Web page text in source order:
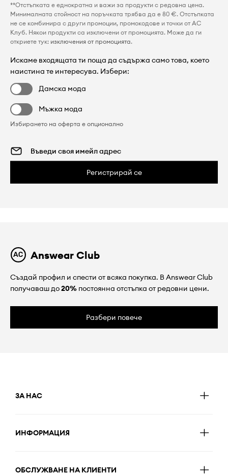
**Отстъпката е еднократна и важи за продукти с редовна цена.
Минималната стойност на поръчката трябва да е 80 €. Отстъпката
не се комбинира с други промоции, промокодове и точки от AC
Клуб. Някои продукти са изключени от промоцията. Може да ги
откриете тук: изключения от промоцията.
Искаме входящата ти поща да съдържа само това, което
наистина те интересува. Избери:
Дамска мода
Мъжка мода
Избирането на оферта е опционално
Регистрирай се
Answear Club
Създай профил и спести от всяка покупка. В Answear Club
получаваш до20% постоянна отстъпка от редовни цени.
Разбери повече
ЗА НАС
ИНФОРМАЦИЯ
ОБСЛУЖВАНЕ НА КЛИЕНТИ